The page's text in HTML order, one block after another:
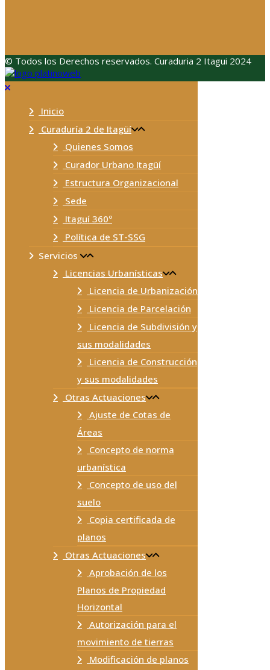
© Todos los Derechos reservados. Curaduria 2 Itagui 2024
Inicio
Curaduría 2 de Itagüí
Quienes Somos
Curador Urbano Itagüí
Estructura Organizacional
Sede
Itaguí 360º
Política de ST-SSG
Servicios
Licencias Urbanísticas
Licencia de Urbanización
Licencia de Parcelación
Licencia de Subdivisión y
sus modalidades
Licencia de Construcción
y sus modalidades
Otras Actuaciones
Ajuste de Cotas de
Áreas
Concepto de norma
urbanística
Concepto de uso del
suelo
Copia certificada de
planos
Otras Actuaciones
Aprobación de los
Planos de Propiedad
Horizontal
Autorización para el
movimiento de tierras
Modificación de planos